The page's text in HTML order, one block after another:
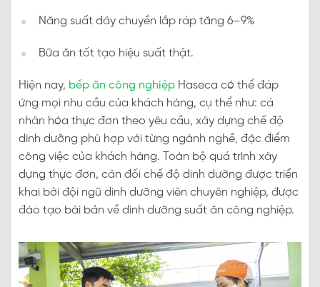
Năng suất dây chuyền lắp ráp tăng 6–9%
Bữa ăn tốt tạo hiệu suất thật.
Hiện nay, bếp ăn công nghiệp Haseca có thể đáp
ứng mọi nhu cầu của khách hàng, cụ thể như: cá
nhân hóa thực đơn theo yêu cầu, xây dựng chế độ
dinh dưỡng phù hợp với từng ngành nghề, đặc điểm
công việc của khách hàng. Toàn bộ quá trình xây
dựng thực đơn, cân đối chế độ dinh dưỡng được triển
khai bởi đội ngũ dinh dưỡng viên chuyên nghiệp, được
đào tạo bài bản về dinh dưỡng suất ăn công nghiệp.